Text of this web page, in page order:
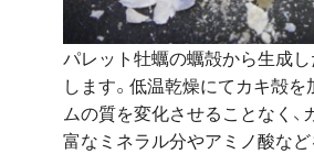
パレット牡蠣の蠣殻から生成
します。低温乾燥にてカキ殻を
ムの質を変化させることなく、
富なミネラル分やアミノ酸など